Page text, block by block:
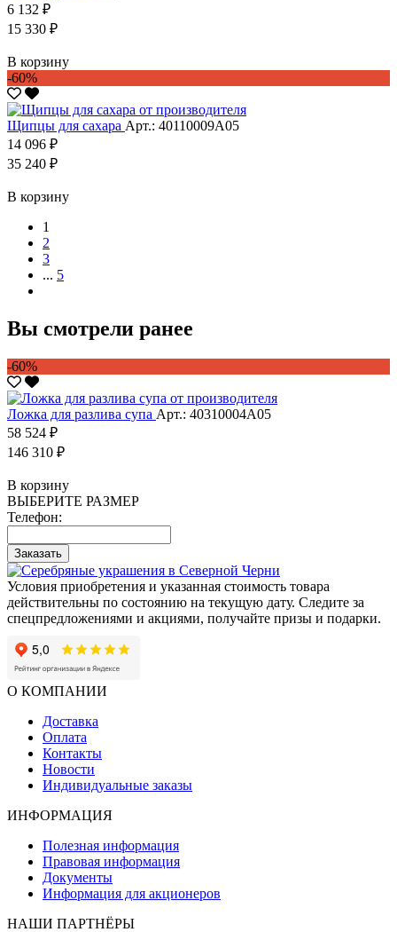
6 132 ₽
15 330 ₽
В корзину
-60%
Щипцы для сахара Арт.: 40110009А05
14 096 ₽
35 240 ₽
В корзину
1
2
3
... 5
Вы смотрели ранее
-60%
Ложка для разлива супа Арт.: 40310004А05
58 524 ₽
146 310 ₽
В корзину
ВЫБЕРИТЕ РАЗМЕР
Телефон:
Заказать
Условия приобретения и указанная стоимость товара
действительны по состоянию на текущую дату. Следите за
спецпредложениями и акциями, получайте призы и подарки.
О КОМПАНИИ
Доставка
Оплата
Контакты
Новости
Индивидуальные заказы
ИНФОРМАЦИЯ
Полезная информация
Правовая информация
Документы
Информация для акционеров
НАШИ ПАРТНЁРЫ